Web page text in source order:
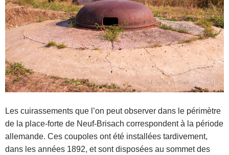
Les cuirassements que l’on peut observer dans le périmètre
de la place-forte de Neuf-Brisach correspondent à la période
allemande. Ces coupoles ont été installées tardivement,
dans les années 1892, et sont disposées au sommet des